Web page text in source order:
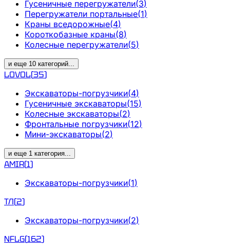
Гусеничные перегружатели(3)
Перегружатели портальные(1)
Краны вседорожные(4)
Короткобазные краны(8)
Колесные перегружатели(5)
и еще 10 категорий...
LOVOL(35)
Экскаваторы-погрузчики(4)
Гусеничные экскаваторы(15)
Колесные экскаваторы(2)
Фронтальные погрузчики(12)
Мини-экскаваторы(2)
и еще 1 категория...
AMIR(1)
Экскаваторы-погрузчики(1)
ТЛ(2)
Экскаваторы-погрузчики(2)
NFLG(162)